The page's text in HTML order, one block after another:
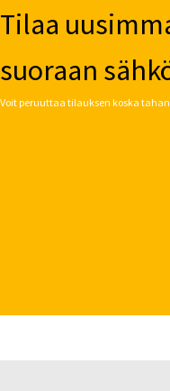
Tilaa
suoraan
Voit peruuttaa tilauksen koska